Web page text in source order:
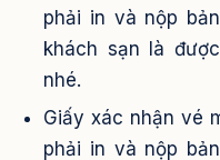
phải in và nộp
khách sạn là
nhé.
Giấy xác nhận vé
phải in và nộp